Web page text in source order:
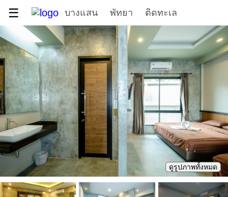
☰ บางแสน พัทยา ติดทะเล
ดูรูปภาพทั้งหมด